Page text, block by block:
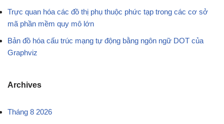
Trực quan hóa các đồ thị phụ thuộc phức tạp trong các cơ sở
mã phần mềm quy mô lớn
Bản đồ hóa cấu trúc mạng tự động bằng ngôn ngữ DOT của
Graphviz
Archives
Tháng 8 2026